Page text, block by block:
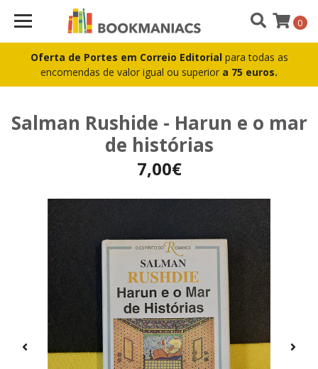
Oferta de Portes em Correio Editorial para todas as
encomendas de valor igual ou superior a 75 euros.
0
Salman Rushide - Harun e o mar
de histórias
7,00€